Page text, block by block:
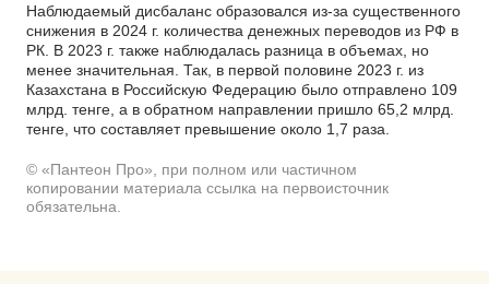
Наблюдаемый дисбаланс образовался из-за существенного
снижения в 2024 г. количества денежных переводов из РФ в
РК. В 2023 г. также наблюдалась разница в объемах, но
менее значительная. Так, в первой половине 2023 г. из
Казахстана в Российскую Федерацию было отправлено 109
млрд. тенге, а в обратном направлении пришло 65,2 млрд.
тенге, что составляет превышение около 1,7 раза.
© «Пантеон Про», при полном или частичном
копировании материала ссылка на первоисточник
обязательна.